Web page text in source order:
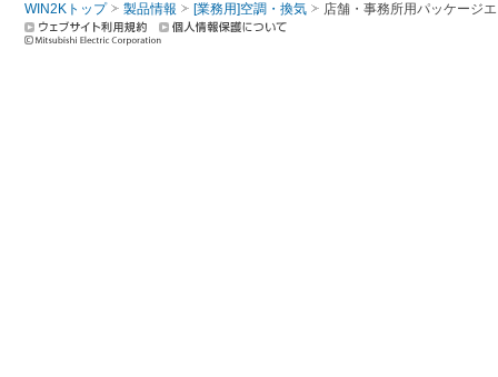
WIN2Kトップ 製品情報 [業務用]空調・換気 店舗・事務所用パッケージ